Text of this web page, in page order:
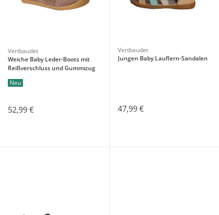
Vertbaudet
Weiche Baby Leder-Boots mit
Reißverschluss und Gummizug
Neu
52,99 €
Vertbaudet
Jungen Baby Lauflern-Sandalen
47,99 €